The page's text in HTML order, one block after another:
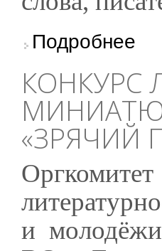
Подробнее
КОНКУРС
«ЗРЯЧИЙ
и